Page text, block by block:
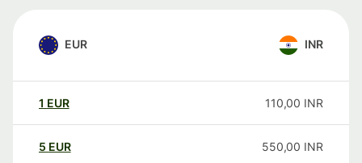
EUR INR
1 EUR 110,00 INR
5 EUR 550,00 INR